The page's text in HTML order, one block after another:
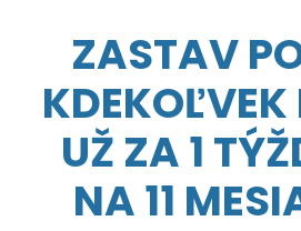
ZASTAV
KDEKOĽVEK
UŽ ZA 1
NA 11